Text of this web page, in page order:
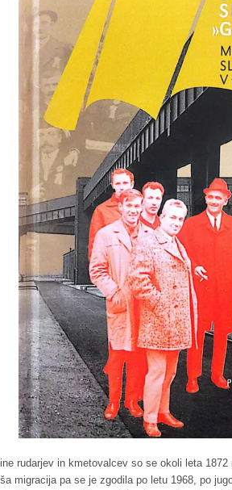
rudarjev in kmetovalcev so se okoli leta
migracija pa se je zgodila po letu 1968, po